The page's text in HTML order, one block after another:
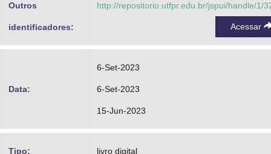
Outros
identificadores:
http://repositorio.utfpr.edu.br/jspui/handle/1/
Acessar
Data:
6-Set-2023
6-Set-2023
15-Jun-2023
Tipo: livro digital